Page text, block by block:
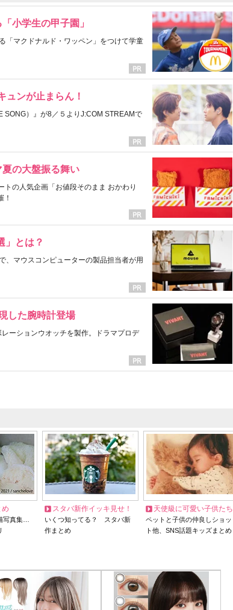
小学生の甲子園」
「マクドナルド・ワッペン」をつけて学童
ュンが止まらん！
SONG）』が8／５よりJ:COM STREAMで
の大盤振る舞い
の人気企画「お値段そのまま おかわり
！
」とは？
、マウスコンピューターの製品担当者が用
した腕時計登場
ーションウオッチを製作。ドラマプロデ
め
写真集…
スタバ新作イッキ見せ！
いくつ知ってる？ スタバ新
作まとめ
天使級に可愛い子供たち
ペットと子供の仲良しショッ
ト他、SNS話題キッズまとめ